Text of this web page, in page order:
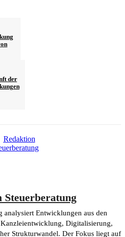
der
Steuerberatung
analysiert Entwicklungen aus den
Digitalisierung,
Strukturwandel. Der Fokus liegt auf